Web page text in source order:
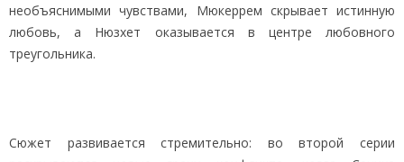
необъяснимыми чувствами, Мюкеррем скрывает истинную
любовь, а Нюзхет оказывается в центре любовного
треугольника.
Сюжет развивается стремительно: во второй серии